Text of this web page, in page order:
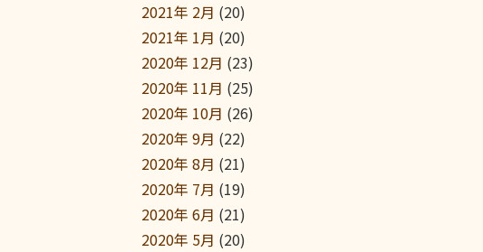
2021年 2月 (20)
2021年 1月 (20)
2020年 12月 (23)
2020年 11月 (25)
2020年 10月 (26)
2020年 9月 (22)
2020年 8月 (21)
2020年 7月 (19)
2020年 6月 (21)
2020年 5月 (20)